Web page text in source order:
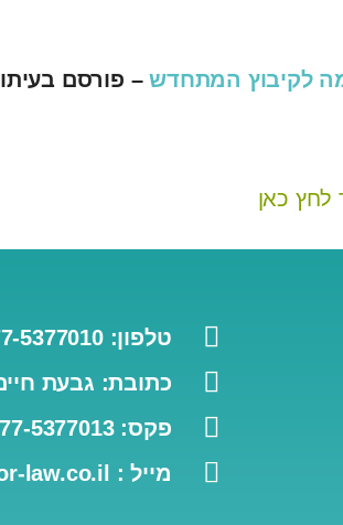
לקיבוץ המתחדש– פורסם בעיתון
כאן
טלפון: 077-5377010
כתובת: גבעת
פקס: 077-5377013
מייל : office@benor-law.co.il